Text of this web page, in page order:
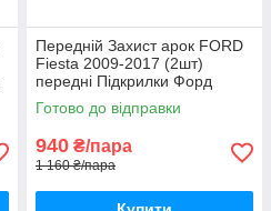
Передній Захист арок FORD
Fiesta 2009-2017 (2шт)
передні Підкрилки Форд
Фієста пара передніх
Готово до відправки
940 ₴/пара
1 160 ₴/пара